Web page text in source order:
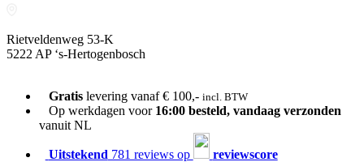
Rietveldenweg 53-K
5222 AP ‘s-Hertogenbosch
Gratislevering vanaf € 100,- incl. BTW
Op werkdagen voor 16:00 besteld, vandaag verzonden
vanuit NL
Uitstekend 781 reviews op reviewscore